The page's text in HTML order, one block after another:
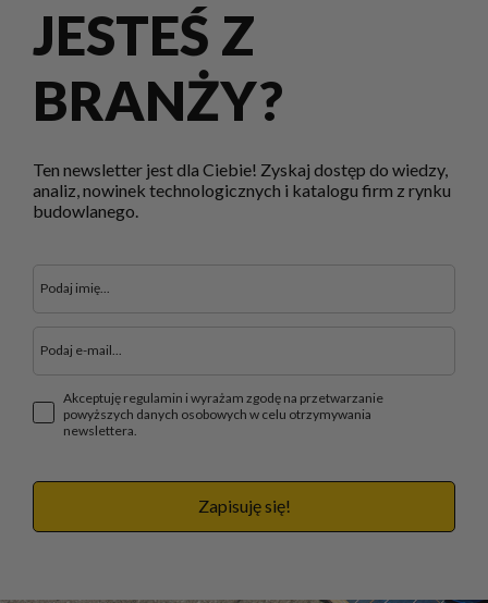
JESTEŚ Z
BRANŻY?
Ten newsletter jest dla Ciebie! Zyskaj dostęp do wiedzy,
analiz, nowinek technologicznych i katalogu firm z rynku
budowlanego.
Akceptuję regulamin i wyrażam zgodę na przetwarzanie
powyższych danych osobowych w celu otrzymywania
newslettera.
Zapisuję się!